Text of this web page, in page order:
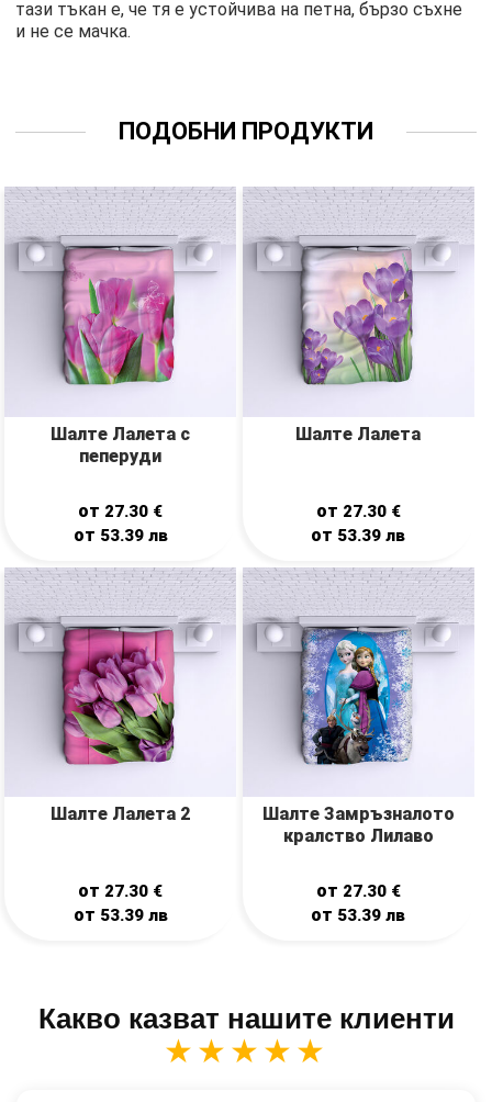
тази тъкан е, че тя е устойчива на петна, бързо съхне
и не се мачка.
ПОДОБНИ ПРОДУКТИ
Шалте Лалета с
пеперуди
от 27.30 €
от 53.39 лв
Шалте Лалета
от 27.30 €
от 53.39лв
Шалте Лалета 2
от 27.30 €
от 53.39 лв
Шалте Замръзналото
кралство Лилаво
от 27.30 €
от 53.39лв
Какво казват нашите клиенти
★★★★★